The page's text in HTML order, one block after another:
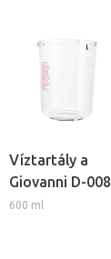
Víztartály a
Giovanni D-008
és D-09
600 ml